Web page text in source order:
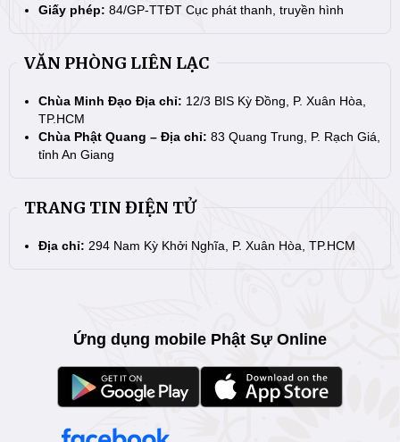
Giấy phép: 84/GP-TTĐT Cục phát thanh, truyền hình
VĂN PHÒNG LIÊN LẠC
Chùa Minh Đạo Địa chỉ: 12/3 BIS Kỳ Đồng, P. Xuân Hòa,
TP.HCM
Chùa Phật Quang – Địa chỉ: 83 Quang Trung, P. Rạch Giá,
tỉnh An Giang
TRANG TIN ĐIỆN TỬ
Địa chỉ: 294 Nam Kỳ Khởi Nghĩa, P. Xuân Hòa, TP.HCM
Ứng dụng mobile Phật Sự Online